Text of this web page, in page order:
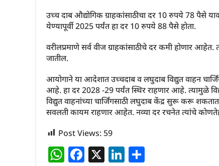
उच्च दाब औद्योगिक ग्राहकांसाठीचा दर 10 रुपये 78
येण्यापूर्वी 2025 पर्यंत हा दर 10 रुपये 88 पैसे होता.
वरीलप्रमाणे सर्व वीज ग्राहकांसाठीचे दर कमी होणार
जातील.
आयोगाने या आदेशात उच्चदाब व लघुदाब विद्युत वाहन
आहे. हा दर 2028 -29 पर्यंत स्थिर राहणार आहे. त्यामुळे
विद्युत वाहनांच्या चार्जिंगसाठी लघुदाब केंद्र सुरू करू शकतात.
सवलती कायम राहणार आहेत. नव्या दर रचनेत त्यांचे
Post Views: 59
W F X Li